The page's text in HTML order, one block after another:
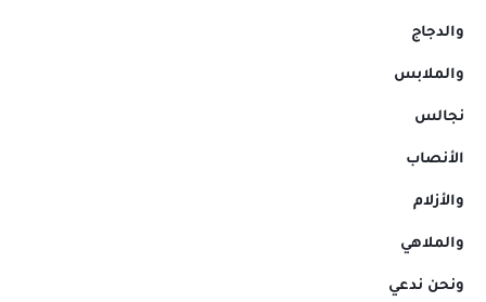
والدجاج
والملابس
نجالس
الأنصاب
والأزلام
والملاهي
ونحن ندعي